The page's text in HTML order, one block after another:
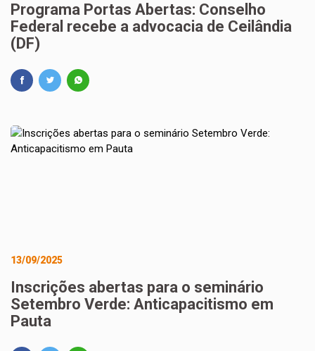
Programa Portas Abertas: Conselho
Federal recebe a advocacia de Ceilândia
(DF)
13/09/2025
Inscrições abertas para o seminário
Setembro Verde: Anticapacitismo em
Pauta